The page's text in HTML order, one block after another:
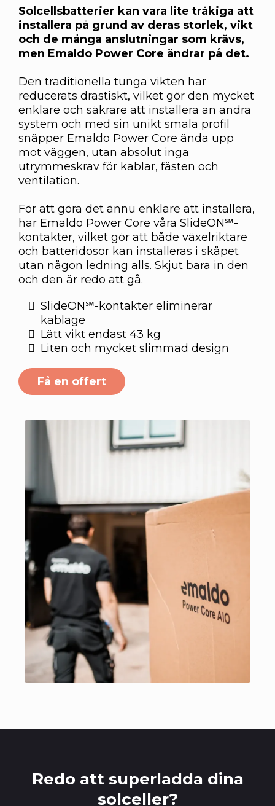
Solcellsbatterier kan vara lite tråkiga att
installera på grund av deras storlek, vikt
och de många anslutningar som krävs,
men Emaldo Power Core ändrar på det.
Den traditionella tunga vikten har
reducerats drastiskt, vilket gör den mycket
enklare och säkrare att installera än andra
system och med sin unikt smala profil
snäpper Emaldo Power Core ända upp
mot väggen, utan absolut inga
utrymmeskrav för kablar, fästen och
ventilation.
För att göra det ännu enklare att installera,
har Emaldo Power Core våra SlideON℠-
kontakter, vilket gör att både växelriktare
och batteridosor kan installeras i skåpet
utan någon ledning alls. Skjut bara in den
och den är redo att gå.
SlideON℠-kontakter eliminerar
kablage
Lätt vikt endast 43 kg
Liten och mycket slimmad design
Få en offert
Redo att superladda dina
solceller?